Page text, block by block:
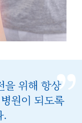
을 위해 항상
원이 되도록
.